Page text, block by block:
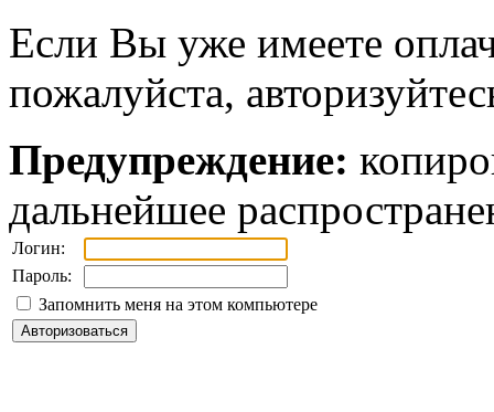
Если Вы уже имеете
пожалуйста,
Предупреждение:
дальнейшее
Логин:
Пароль:
Запомнить меня на этом компьютере